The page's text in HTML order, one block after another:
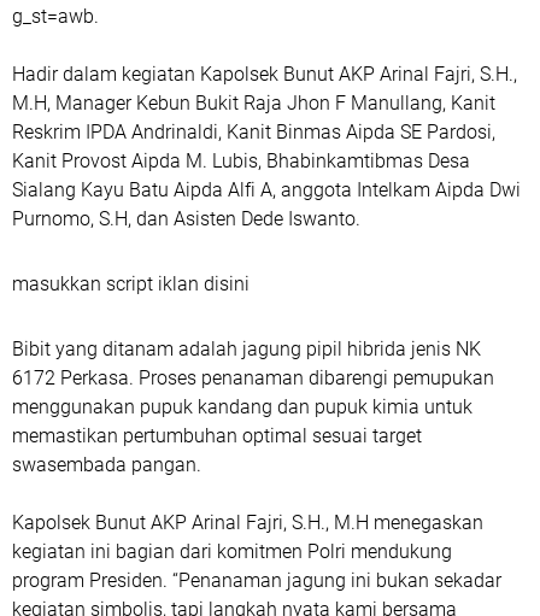
g_st=awb.
Hadir dalam kegiatan Kapolsek Bunut AKP Arinal Fajri, S.H.,
M.H, Manager Kebun Bukit Raja Jhon F Manullang, Kanit
Reskrim IPDA Andrinaldi, Kanit Binmas Aipda SE Pardosi,
Kanit Provost Aipda M. Lubis, Bhabinkamtibmas Desa
Sialang Kayu Batu Aipda Alfi A, anggota Intelkam Aipda Dwi
Purnomo, S.H, dan Asisten Dede Iswanto.
masukkan script iklan disini
Bibit yang ditanam adalah jagung pipil hibrida jenis NK
6172 Perkasa. Proses penanaman dibarengi pemupukan
menggunakan pupuk kandang dan pupuk kimia untuk
memastikan pertumbuhan optimal sesuai target
swasembada pangan.
Kapolsek Bunut AKP Arinal Fajri, S.H., M.H menegaskan
kegiatan ini bagian dari komitmen Polri mendukung
program Presiden. “Penanaman jagung ini bukan sekadar
kegiatan simbolis, tapi langkah nyata kami bersama